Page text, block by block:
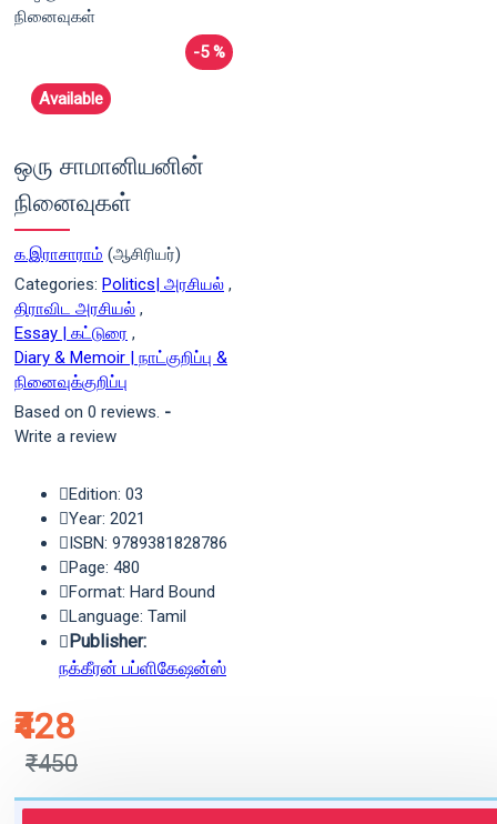
-5 %
Available
ஒரு சாமானியனின்
நினைவுகள்
க.இராசாராம் (ஆசிரியர்)
Categories: Politics| அரசியல் ,
திராவிட அரசியல் ,
Essay | கட்டுரை ,
Diary & Memoir | நாட்குறிப்பு &
நினைவுக்குறிப்பு
Based on 0 reviews. -
Write a review
₹428
₹450
Edition: 03
Year: 2021
ISBN: 9789381828786
Page: 480
Format: Hard Bound
Language: Tamil
Publisher:
நக்கீரன் பப்ளிகேஷன்ஸ்
புத்தகம் 3 - 7 நாட்களில் அனுப்பி